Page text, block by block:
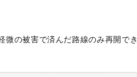
の被害で済んだ路線のみ再開でき